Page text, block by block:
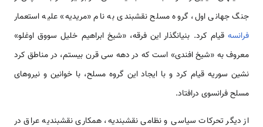
جنگ جهانى اول، گروه مسلح نقشبندی به نام «مريديه» عليه استعمار
فرانسه قيام کرد. بنيانگذار اين فرقه، «شيخ ابراهيم خليل سووق اوغلو»
معروف به «شيخ افندى» است که در دهه سى قرن بيستم، ‌در مناطق کرد
نشين سوريه قيام کرد و با ايجاد این گروه مسلح، با خوانين و نيروهاى
مسلح فرانسوى درافتاد.
از دیگر تحرکات سیاسی و نظامی نقشبندیه، همکاری نقشبندیه عراق در